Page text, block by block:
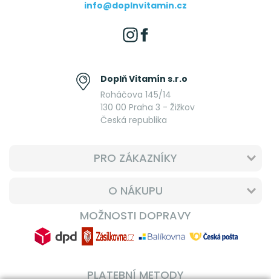
info@doplnvitamin.cz
Doplň Vitamín s.r.o
Roháčova 145/14
130 00 Praha 3 - Žižkov
Česká republika
PRO ZÁKAZNÍKY
O NÁKUPU
MOŽNOSTI DOPRAVY
PLATEBNÍ METODY